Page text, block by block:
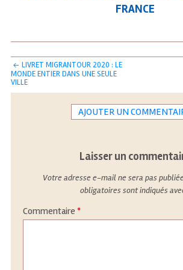
FRANCE
NAVIGATION
DES
ARTICLES
LIVRET MIGRANTOUR 2020 : LE
MONDE ENTIER DANS UNE SEULE
VILLE
AJOUTER UN
Laisser un
Votre adresse e-mail ne sera pas
obligatoires sont indiqués
Commentaire *